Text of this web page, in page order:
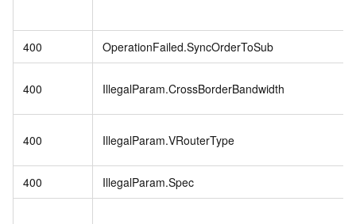
400 OperationFailed.SyncOrderToSub
400 IllegalParam.CrossBorderBandwidth
400 IllegalParam.VRouterType
400 IllegalParam.Spec